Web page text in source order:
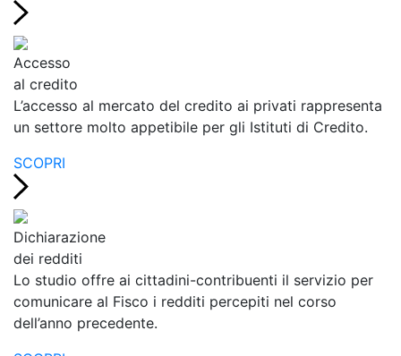
Accesso
al credito
L’accesso al mercato del credito ai privati rappresenta
un settore molto appetibile per gli Istituti di Credito.
SCOPRI
Dichiarazione
dei redditi
Lo studio offre ai cittadini-contribuenti il servizio per
comunicare al Fisco i redditi percepiti nel corso
dell’anno precedente.